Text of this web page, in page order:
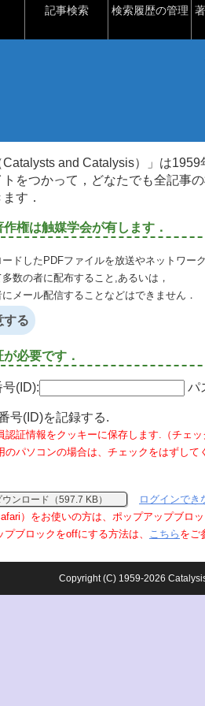
記事検索 検索履歴の管理
Catalysts and Catalysis）」は
トをつかって，どなたでも全記事
す．
権は触媒学会が有します．
ードしたPDFファイルを放送やネットワー
数の者に配布すること,あるいは，
メール配信することなどはできません．
する
必要です．
(ID): パ
号(ID)を記録する.
認証情報をクッキーに保存します.（チェ
のパソコンの場合は、チェックをはずして
ウンロード（597.7 KB）
ログインでき
）をお使いの方は、ポップアップブロ
プブロックをoffにする方法は、 こちら をご
Copyright (C) 1959-2026